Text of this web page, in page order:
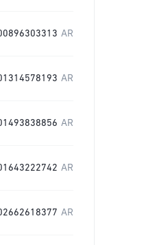
AR
AR
AR
AR
AR